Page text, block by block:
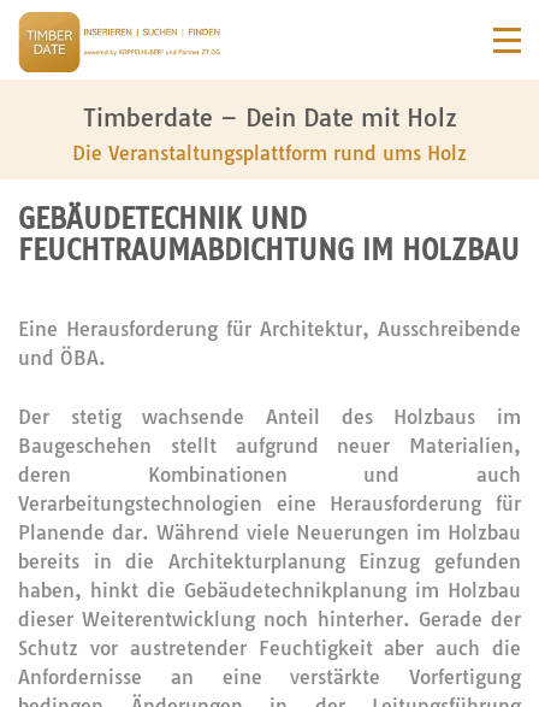
Timberdate – Dein Date mit Holz
Die Veranstaltungsplattform rund ums Holz
GEBÄUDETECHNIK UND
FEUCHTRAUMABDICHTUNG IM HOLZBAU
Eine Herausforderung für Architektur, Ausschreibende
und ÖBA.
Der stetig wachsende Anteil des Holzbaus im
Baugeschehen stellt aufgrund neuer Materialien,
deren Kombinationen und auch
Verarbeitungstechnologien eine Herausforderung für
Planende dar. Während viele Neuerungen im Holzbau
bereits in die Architekturplanung Einzug gefunden
haben, hinkt die Gebäudetechnikplanung im Holzbau
dieser Weiterentwicklung noch hinterher. Gerade der
Schutz vor austretender Feuchtigkeit aber auch die
Anfordernisse an eine verstärkte Vorfertigung